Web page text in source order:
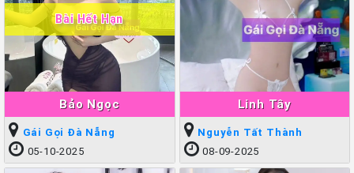
Bảo Ngọc
Bài Hết Hạn
Gái Gọi Đà Nẵng
05-10-2025
Linh Tây
Nguyễn Tất Thành
08-09-2025